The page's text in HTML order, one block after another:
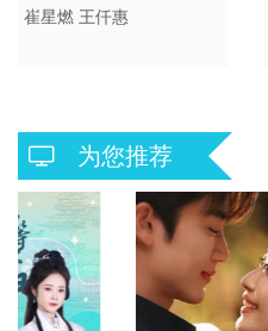
短剧
力值爆表
崔星燃 王仟惠
为您推荐